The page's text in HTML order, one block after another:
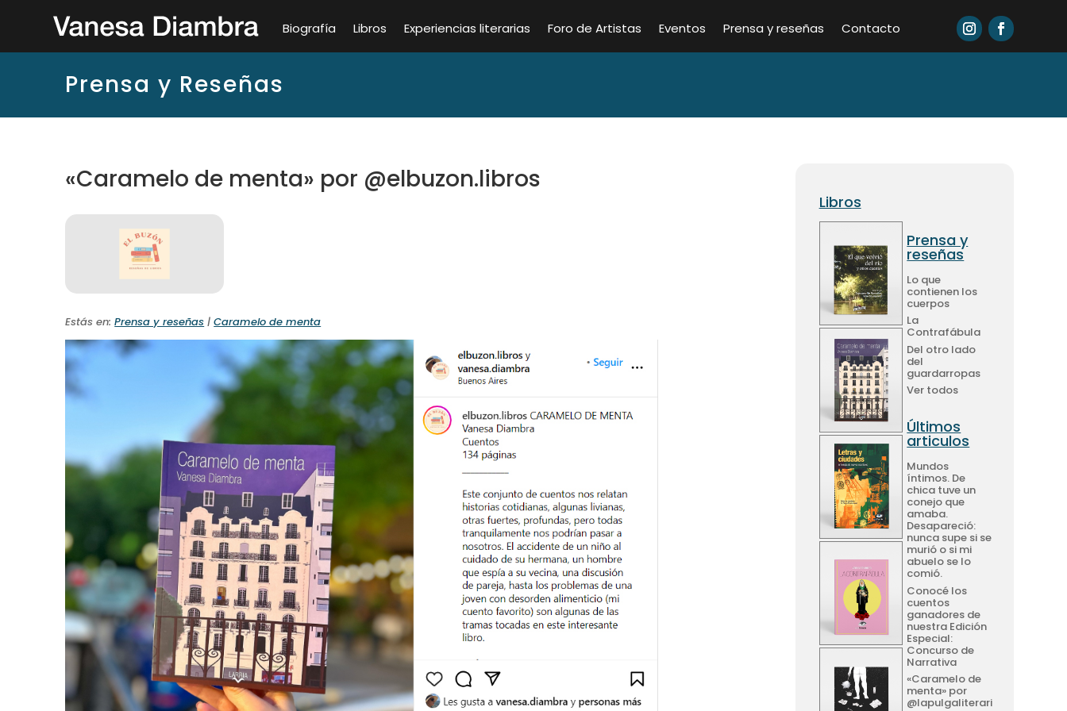
Biografía Libros Experiencias literarias Foro de Artistas Eventos Prensa y reseñas Contacto
Prensa y Reseñas
«Caramelo de menta» por @elbuzon.libros
Estás en:Prensa y reseñas |Caramelo de menta
Libros
Prensa y
reseñas
Lo que
contienen los
cuerpos
La
Contrafábula
Del otro lado
del
guardarropas
Ver todos
Últimos
articulos
Mundos
íntimos. De
chica tuve un
conejo que
amaba.
Desapareció:
nunca supe si se
murió o si mi
abuelo se lo
comió.
Conocé los
cuentos
ganadores de
nuestra Edición
Especial:
Concurso de
Narrativa
«Caramelo de
menta» por
@lapulgaliterari